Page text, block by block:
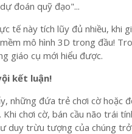
đoán quỹ đạo"...
tế này tích lũy đủ nhiều, khi
mô hình 3D trong đầu!
giáo cụ mới hiểu được.
kết luận!
những đứa trẻ chơi cờ hoặc
chơi cờ, bán cầu não trái
duy trừu tượng của chúng trở